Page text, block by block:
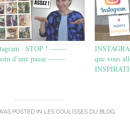
: STOP ! ——-
d’une pause ——–
que vous
POSTED IN LES COULISSES DU BLOG.